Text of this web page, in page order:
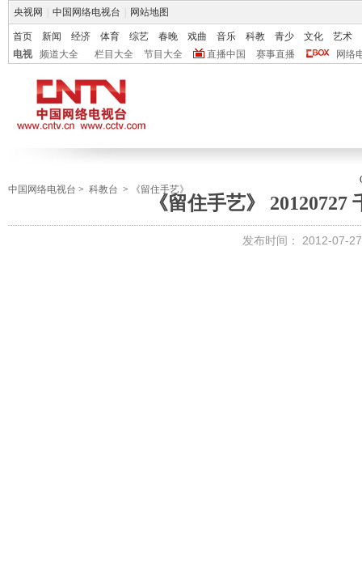
央视网 中国网络电视台 网站地图
首页 新闻 经济 体育 综艺 春晚 戏曲 音乐 科教 青少 文化
艺术
电视
频道大全 栏目大全 节目大全 直播中国 赛事直播 网络
中国网络电视台 > 科教台 > 《留住手艺》
《留住手艺》 20120727
发布时间： 2012-07-